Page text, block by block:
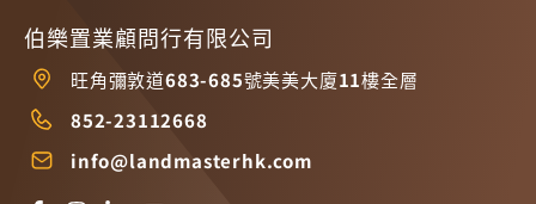
伯樂置業顧問行有限公司
旺角彌敦道683-685號美美大廈11樓全層
852-23112668
info@landmasterhk.com